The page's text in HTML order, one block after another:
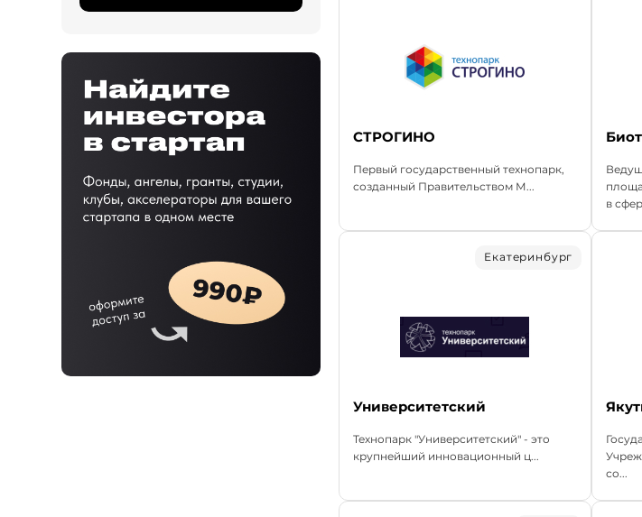
СТРОГИНО
Первый государственный технопарк,
созданный Правительством М...
в
Екатеринбург
Университетский
Технопарк "Университетский" - это
крупнейший инновационный ц...
со...